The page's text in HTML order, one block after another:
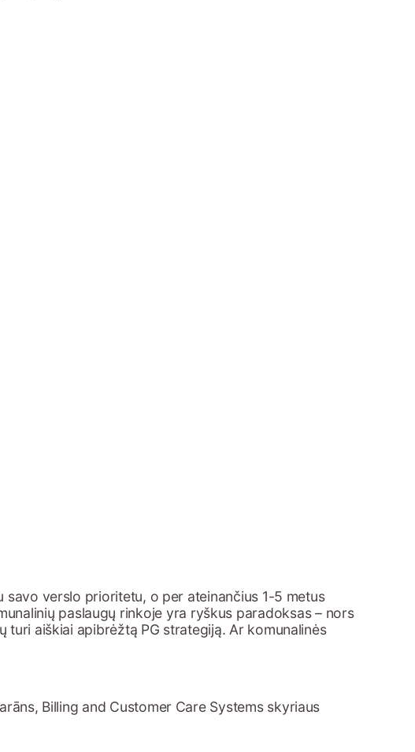
verslo prioritetu, o per ateinančius 1-5 metus
paslaugų rinkoje yra ryškus paradoksas – nors
turi aiškiai apibrėžtą PG strategiją. Ar komunalinės
Billing and Customer Care Systems skyriaus